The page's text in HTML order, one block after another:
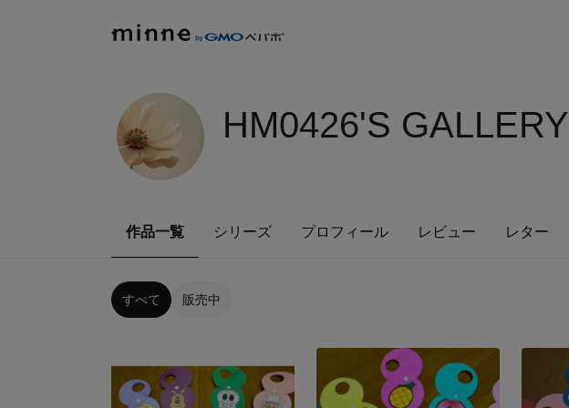
HM0426'S GALLERY
作品一覧 シリーズ プロフィール レビュー レター
すべて 販売中